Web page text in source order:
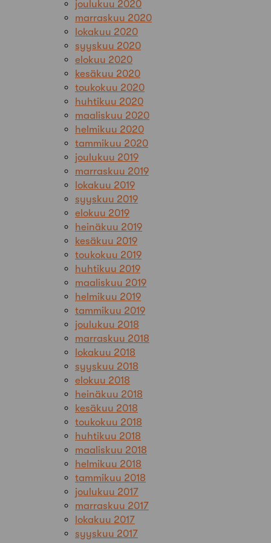
joulukuu 2020
marraskuu 2020
lokakuu 2020
syyskuu 2020
elokuu 2020
kesäkuu 2020
toukokuu 2020
huhtikuu 2020
maaliskuu 2020
helmikuu 2020
tammikuu 2020
joulukuu 2019
marraskuu 2019
lokakuu 2019
syyskuu 2019
elokuu 2019
heinäkuu 2019
kesäkuu 2019
toukokuu 2019
huhtikuu 2019
maaliskuu 2019
helmikuu 2019
tammikuu 2019
joulukuu 2018
marraskuu 2018
lokakuu 2018
syyskuu 2018
elokuu 2018
heinäkuu 2018
kesäkuu 2018
toukokuu 2018
huhtikuu 2018
maaliskuu 2018
helmikuu 2018
tammikuu 2018
joulukuu 2017
marraskuu 2017
lokakuu 2017
syyskuu 2017